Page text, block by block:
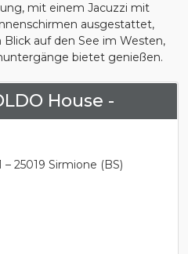
mit einem Jacuzzi mit
ausgestattet,
auf den See im Westen,
bietet genießen.
House -
25019 Sirmione (BS)